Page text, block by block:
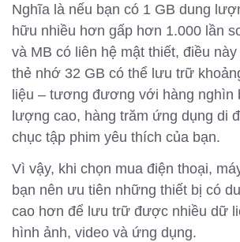
Nghĩa là nếu bạn có 1 GB dung
hữu nhiều hơn gấp hơn 1.000 lần
và MB có liên hệ mật thiết, điều
thẻ nhớ 32 GB có thể lưu trữ
liệu – tương đương với hàng nghìn
lượng cao, hàng trăm ứng dụng di
chục tập phim yêu thích của bạn.
Vì vậy, khi chọn mua điện thoại,
bạn nên ưu tiên những thiết bị có
cao hơn để lưu trữ được nhiều dữ
hình ảnh, video và ứng dụng.